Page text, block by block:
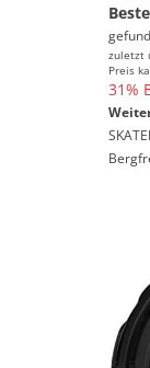
zuletzt
Preis
31%